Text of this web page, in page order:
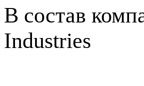
В состав
Industries